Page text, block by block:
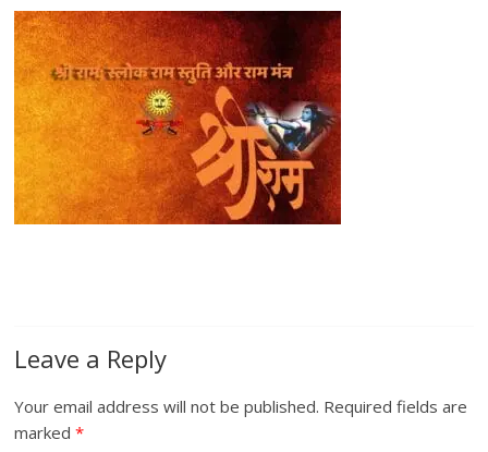
Hindi
Leave a Reply
Your email address will not be published. Required fields are
marked*